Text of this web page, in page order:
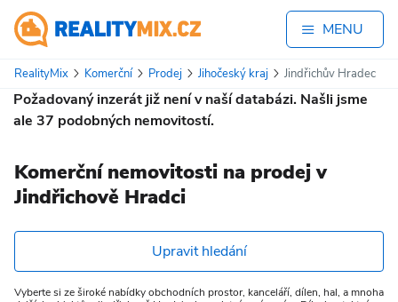
MENU
RealityMix Komerční Prodej Jihočeský kraj Jindřichův Hradec
Požadovaný inzerát již není v naší databázi. Našli jsme
ale 37 podobných nemovitostí.
Komerční nemovitosti na prodej v
Jindřichově Hradci
Upravit hledání
Vyberte si ze široké nabídky obchodních prostor, kanceláří, dílen, hal, a mnoha